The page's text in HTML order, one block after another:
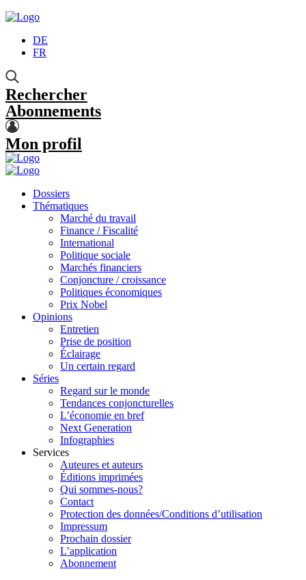
DE
FR
Rechercher
Abonnements
Mon profil
Dossiers
Thématiques
Marché du travail
Finance / Fiscalité
International
Politique sociale
Marchés financiers
Conjoncture / croissance
Politiques économiques
Prix Nobel
Opinions
Entretien
Prise de position
Éclairage
Un certain regard
Séries
Regard sur le monde
Tendances conjoncturelles
L’économie en bref
Next Generation
Infographies
Services
Auteures et auteurs
Éditions imprimées
Qui sommes-nous?
Contact
Protection des données/Conditions d’utilisation
Impressum
Prochain dossier
L’application
Abonnement